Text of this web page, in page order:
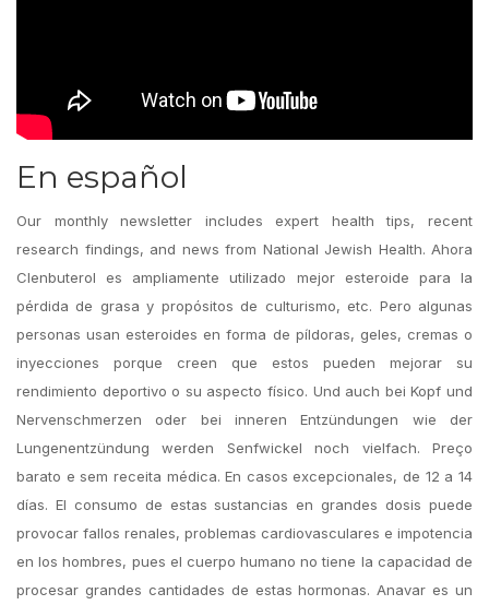
En español
Our monthly newsletter includes expert health tips, recent
research findings, and news from National Jewish Health. Ahora
Clenbuterol es ampliamente utilizado mejor esteroide para la
pérdida de grasa y propósitos de culturismo, etc. Pero algunas
personas usan esteroides en forma de píldoras, geles, cremas o
inyecciones porque creen que estos pueden mejorar su
rendimiento deportivo o su aspecto físico. Und auch bei Kopf und
Nervenschmerzen oder bei inneren Entzündungen wie der
Lungenentzündung werden Senfwickel noch vielfach. Preço
barato e sem receita médica. En casos excepcionales, de 12 a 14
días. El consumo de estas sustancias en grandes dosis puede
provocar fallos renales, problemas cardiovasculares e impotencia
en los hombres, pues el cuerpo humano no tiene la capacidad de
procesar grandes cantidades de estas hormonas. Anavar es un